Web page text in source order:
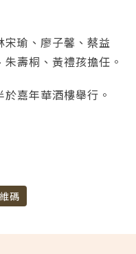
瑜、廖子馨、蔡益
壽桐、黃禮孩擔任。
嘉年華酒樓舉行。
碼